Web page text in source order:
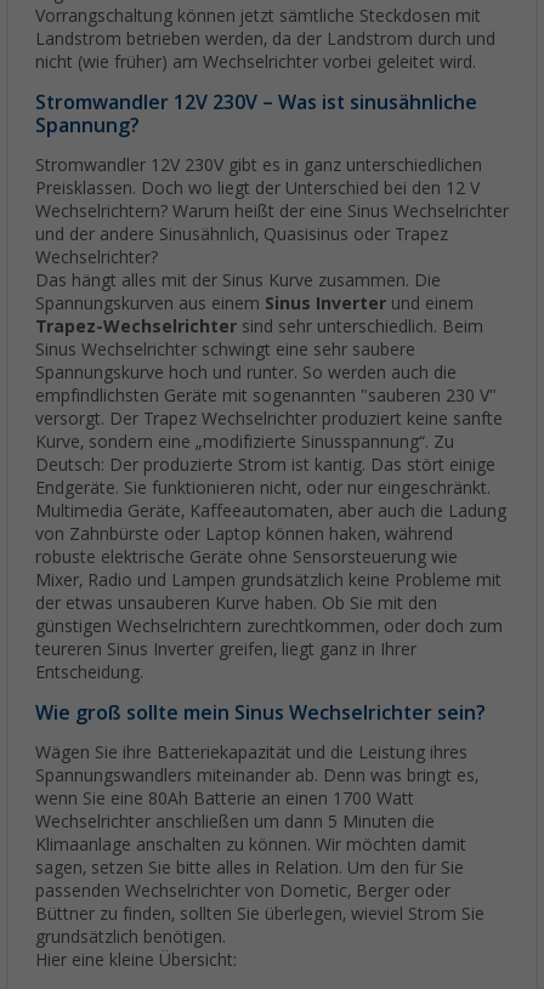
Vorrangschaltung können jetzt sämtliche Steckdosen mit
Landstrom betrieben werden, da der Landstrom durch und
nicht (wie früher) am Wechselrichter vorbei geleitet wird.
Stromwandler 12V 230V – Was ist sinusähnliche
Spannung?
Stromwandler 12V 230V gibt es in ganz unterschiedlichen
Preisklassen. Doch wo liegt der Unterschied bei den 12 V
Wechselrichtern? Warum heißt der eine Sinus Wechselrichter
und der andere Sinusähnlich, Quasisinus oder Trapez
Wechselrichter?
Das hängt alles mit der Sinus Kurve zusammen. Die
Spannungskurven aus einem Sinus Inverter und einem
Trapez-Wechselrichter sind sehr unterschiedlich. Beim
Sinus Wechselrichter schwingt eine sehr saubere
Spannungskurve hoch und runter. So werden auch die
empfindlichsten Geräte mit sogenannten "sauberen 230 V"
versorgt. Der Trapez Wechselrichter produziert keine sanfte
Kurve, sondern eine „modifizierte Sinusspannung“. Zu
Deutsch: Der produzierte Strom ist kantig. Das stört einige
Endgeräte. Sie funktionieren nicht, oder nur eingeschränkt.
Multimedia Geräte, Kaffeeautomaten, aber auch die Ladung
von Zahnbürste oder Laptop können haken, während
robuste elektrische Geräte ohne Sensorsteuerung wie
Mixer, Radio und Lampen grundsätzlich keine Probleme mit
der etwas unsauberen Kurve haben. Ob Sie mit den
günstigen Wechselrichtern zurechtkommen, oder doch zum
teureren Sinus Inverter greifen, liegt ganz in Ihrer
Entscheidung.
Wie groß sollte mein Sinus Wechselrichter sein?
Wägen Sie ihre Batteriekapazität und die Leistung ihres
Spannungswandlers miteinander ab. Denn was bringt es,
wenn Sie eine 80Ah Batterie an einen 1700 Watt
Wechselrichter anschließen um dann 5 Minuten die
Klimaanlage anschalten zu können. Wir möchten damit
sagen, setzen Sie bitte alles in Relation. Um den für Sie
passenden Wechselrichter von Dometic, Berger oder
Büttner zu finden, sollten Sie überlegen, wieviel Strom Sie
grundsätzlich benötigen.
Hier eine kleine Übersicht: